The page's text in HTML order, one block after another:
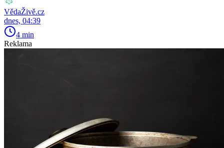
VědaŽivě.cz
dnes, 04:39
4 min
Reklama